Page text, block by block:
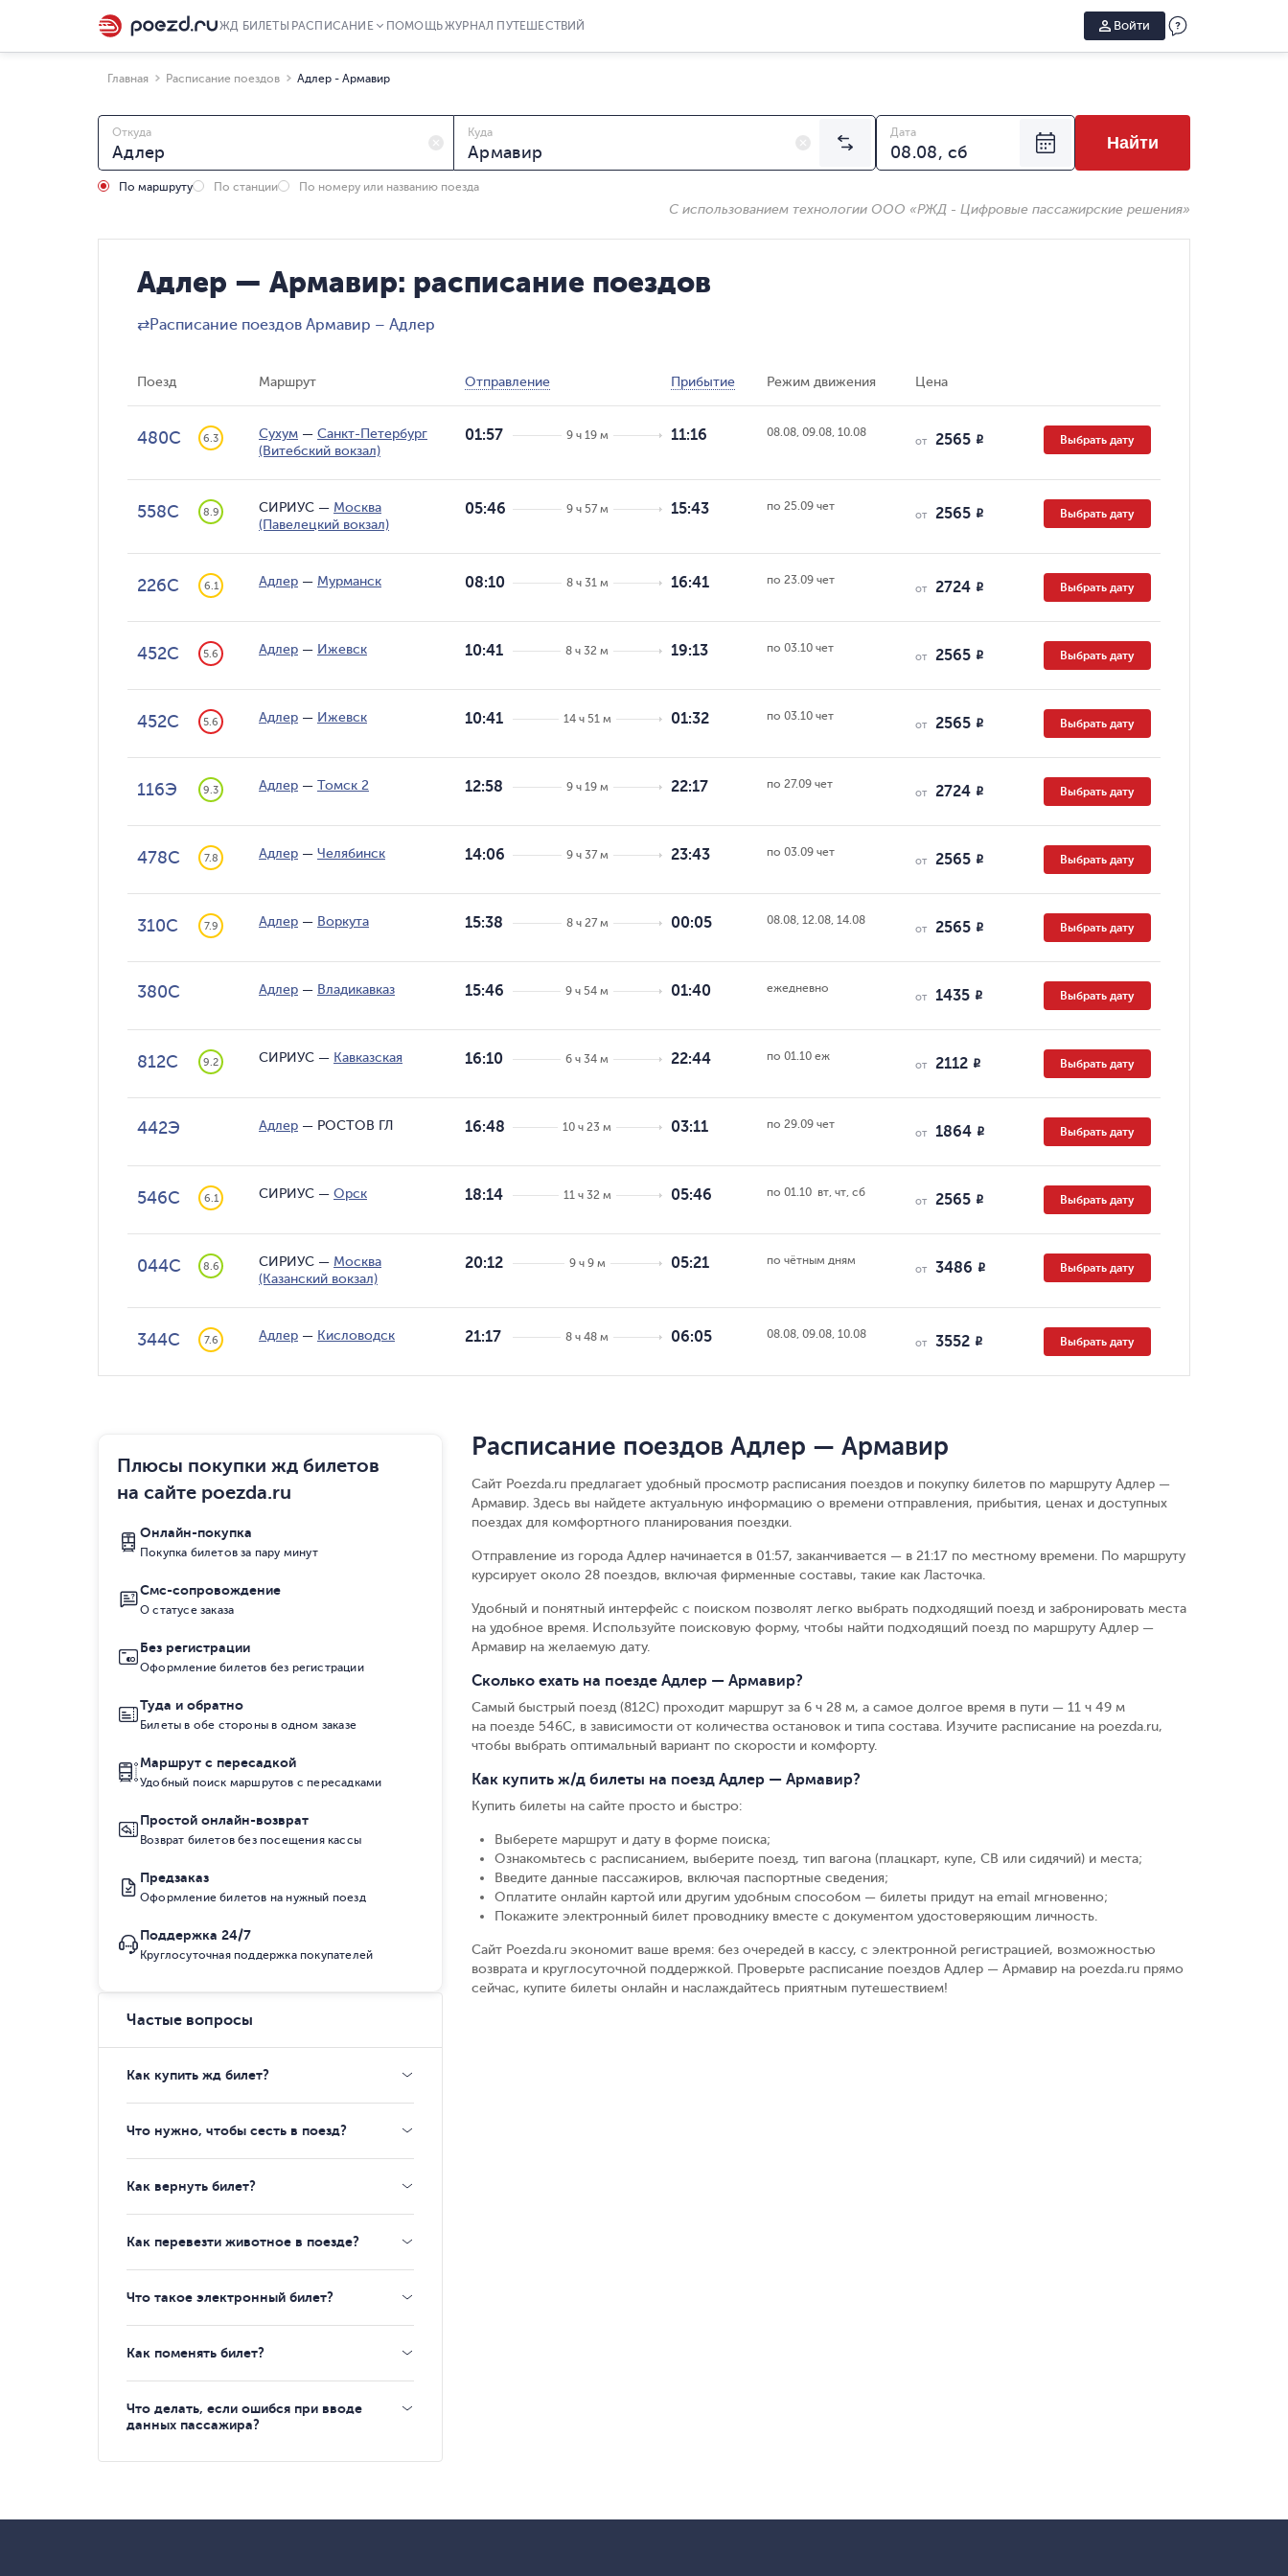
ЖД БИЛЕТЫ РАСПИСАНИЕ ПОМОЩЬЖУРНАЛ ПУТЕШЕСТВИЙ Войти
Главная Расписание поездов Адлер - Армавир
Откуда Куда
По маршруту По станции По номеру или названию поезда
Дата
Найти
С использованием технологии ООО «РЖД - Цифровые пассажирские решения»
Адлер — Армавир: расписание поездов
⇄Расписание поездов Армавир – Адлер
Поезд Маршрут Отправление Прибытие Режим движения Цена
480С 6.3 Сухум — Санкт-Петербург
(Витебский вокзал)
01:57 9 ч 19 м 11:16 08.08, 09.08, 10.08
от 2565 R Выбрать дату
558С 8.9 СИРИУС — Москва
(Павелецкий вокзал)
05:46 9 ч 57 м 15:43 по 25.09 чет
от 2565 R Выбрать дату
226С 6.1 Адлер — Мурманск 08:10 8 ч 31 м 16:41 по 23.09 чет
от 2724 R Выбрать дату
452С 5.6 Адлер — Ижевск 10:41 8 ч 32 м 19:13 по 03.10 чет
от 2565 R Выбрать дату
452С 5.6 Адлер — Ижевск 10:41 14 ч 51 м 01:32 по 03.10 чет
от 2565 R Выбрать дату
116Э 9.3 Адлер — Томск 2 12:58 9 ч 19 м 22:17 по 27.09 чет
от 2724 R Выбрать дату
478С 7.8 Адлер — Челябинск 14:06 9 ч 37 м 23:43 по 03.09 чет
от 2565 R Выбрать дату
310С 7.9 Адлер — Воркута 15:38 8 ч 27 м 00:05 08.08, 12.08, 14.08
от 2565 R Выбрать дату
380С Адлер — Владикавказ 15:46 9 ч 54 м 01:40 ежедневно
от 1435 R Выбрать дату
812С 9.2 СИРИУС — Кавказская 16:10 6 ч 34 м 22:44 по 01.10 еж
от 2112 R Выбрать дату
442Э Адлер — РОСТОВ ГЛ 16:48 10 ч 23 м 03:11 по 29.09 чет
от 1864 R Выбрать дату
546С 6.1 СИРИУС — Орск 18:14 11 ч 32 м 05:46 по 01.10  вт, чт, сб
от 2565 R Выбрать дату
044С 8.6 СИРИУС — Москва
(Казанский вокзал)
20:12 9 ч 9 м 05:21 по чётным дням
от 3486 R Выбрать дату
344С 7.6 Адлер — Кисловодск 21:17 8 ч 48 м 06:05 08.08, 09.08, 10.08
от 3552 R Выбрать дату
Расписание поездов Адлер — Армавир
Сайт Poezda.ru предлагает удобный просмотр расписания поездов и покупку билетов по маршруту Адлер —
Армавир. Здесь вы найдете актуальную информацию о времени отправления, прибытия, ценах и доступных
поездах для комфортного планирования поездки.
Отправление из города Адлер начинается в 01:57, заканчивается — в 21:17 по местному времени. По маршруту
курсирует около 28 поездов, включая фирменные составы, такие как Ласточка.
Удобный и понятный интерфейс с поиском позволят легко выбрать подходящий поезд и забронировать места
на удобное время. Используйте поисковую форму, чтобы найти подходящий поезд по маршруту Адлер —
Армавир на желаемую дату.
Сколько ехать на поезде Адлер — Армавир?
Самый быстрый поезд (812С) проходит маршрут за 6 ч 28 м, а самое долгое время в пути — 11 ч 49 м
на поезде 546С, в зависимости от количества остановок и типа состава. Изучите расписание на poezda.ru,
чтобы выбрать оптимальный вариант по скорости и комфорту.
Как купить ж/д билеты на поезд Адлер — Армавир?
Купить билеты на сайте просто и быстро:
Выберете маршрут и дату в форме поиска;
Ознакомьтесь с расписанием, выберите поезд, тип вагона (плацкарт, купе, СВ или сидячий) и места;
Введите данные пассажиров, включая паспортные сведения;
Оплатите онлайн картой или другим удобным способом — билеты придут на email мгновенно;
Покажите электронный билет проводнику вместе с документом удостоверяющим личность.
Сайт Poezda.ru экономит ваше время: без очередей в кассу, с электронной регистрацией, возможностью
возврата и круглосуточной поддержкой. Проверьте расписание поездов Адлер — Армавир на poezda.ru прямо
сейчас, купите билеты онлайн и наслаждайтесь приятным путешествием!
Плюсы покупки жд билетов
на сайте poezda.ru
Онлайн-покупка
Покупка билетов за пару минут
Смс-сопровождение
О статусе заказа
Без регистрации
Оформление билетов без регистрации
Туда и обратно
Билеты в обе стороны в одном заказе
Маршрут с пересадкой
Удобный поиск маршрутов с пересадками
Простой онлайн-возврат
Возврат билетов без посещения кассы
Предзаказ
Оформление билетов на нужный поезд
Поддержка 24/7
Круглосуточная поддержка покупателей
Частые вопросы
Как купить жд билет?
Что нужно, чтобы сесть в поезд?
Как вернуть билет?
Как перевезти животное в поезде?
Что такое электронный билет?
Как поменять билет?
Что делать, если ошибся при вводе
данных пассажира?